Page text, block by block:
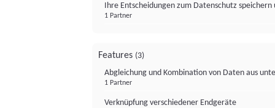
Ihre Entscheidungen zum Datenschutz
1 Partner
Features (3)
Abgleichung und Kombination von Daten aus
1 Partner
Verknüpfung verschiedener Endgeräte